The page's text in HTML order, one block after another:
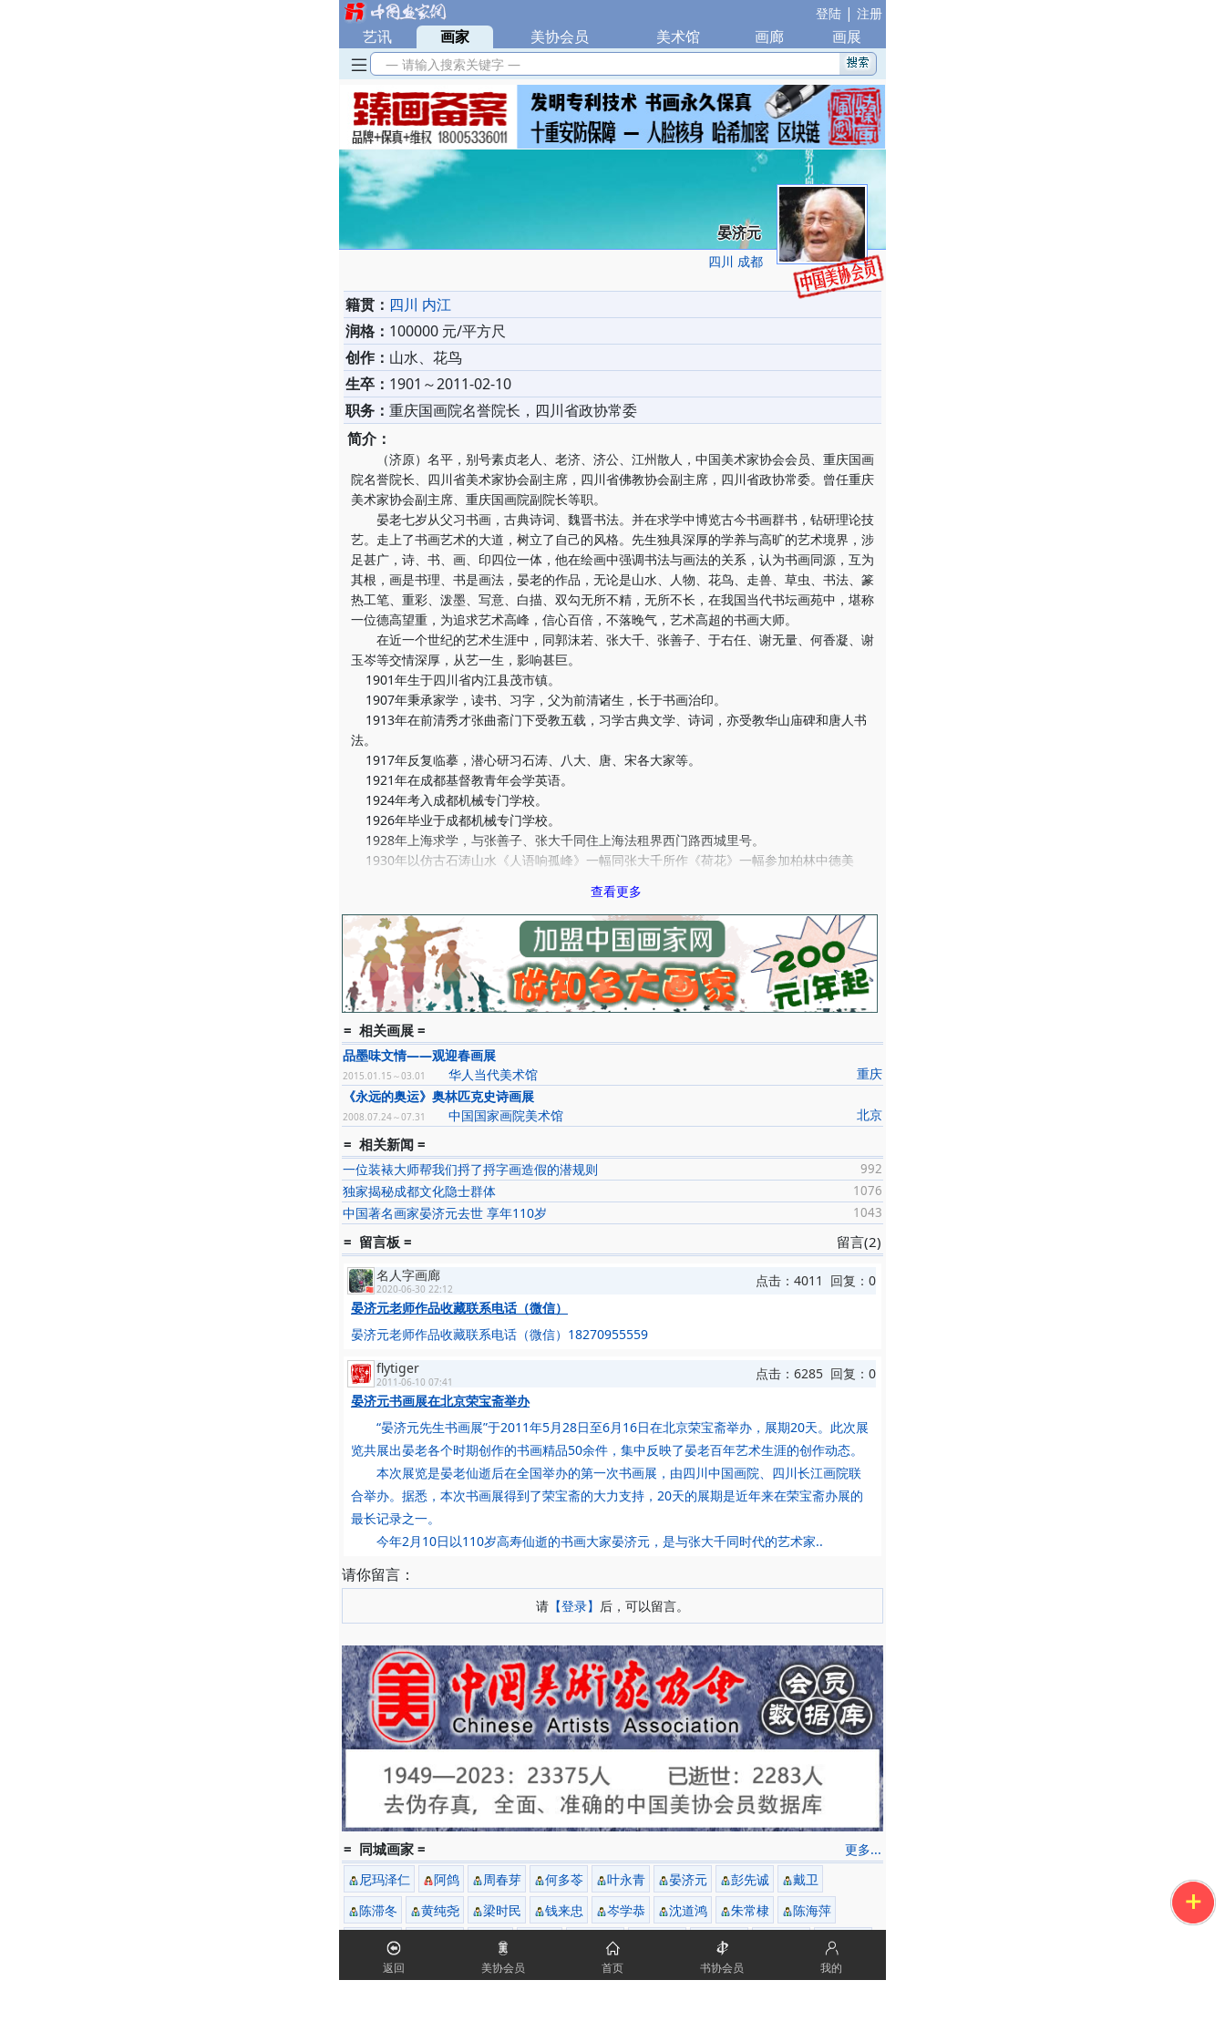
登陆 | 注册
艺讯 | 画家 美协会员 美术馆 画廊 画展
— 请输入搜索关键字 —
晏济元
四川 成都
籍贯： 四川 内江
润格： 100000 元/平方尺
创作： 山水、花鸟
生卒： 1901～2011-02-10
职务： 重庆国画院名誉院长，四川省政协常委
简介：
（济原）名平，别号素贞老人、老济、济公、江州散人，中国美术家协会会员、重庆国画
院名誉院长、四川省美术家协会副主席，四川省佛教协会副主席，四川省政协常委。曾任重庆
美术家协会副主席、重庆国画院副院长等职。
晏老七岁从父习书画，古典诗词、魏晋书法。并在求学中博览古今书画群书，钻研理论技
艺。走上了书画艺术的大道，树立了自己的风格。先生独具深厚的学养与高旷的艺术境界，涉
足甚广，诗、书、画、印四位一体，他在绘画中强调书法与画法的关系，认为书画同源，互为
其根，画是书理、书是画法，晏老的作品，无论是山水、人物、花鸟、走兽、草虫、书法、篆
热工笔、重彩、泼墨、写意、白描、双勾无所不精，无所不长，在我国当代书坛画苑中，堪称
一位德高望重，为追求艺术高峰，信心百倍，不落晚气，艺术高超的书画大师。
在近一个世纪的艺术生涯中，同郭沫若、张大千、张善子、于右任、谢无量、何香凝、谢
玉岑等交情深厚，从艺一生，影响甚巨。
1901年生于四川省内江县茂市镇。
1907年秉承家学，读书、习字，父为前清诸生，长于书画治印。
1913年在前清秀才张曲斋门下受教五载，习学古典文学、诗词，亦受教华山庙碑和唐人书
法。
1917年反复临摹，潜心研习石涛、八大、唐、宋各大家等。
1921年在成都基督教青年会学英语。
1924年考入成都机械专门学校。
1926年毕业于成都机械专门学校。
1928年上海求学，与张善子、张大千同住上海法租界西门路西城里号。
1930年以仿古石涛山水《人语响孤峰》一幅同张大千所作《荷花》一幅参加柏林中德美
1932年同何香凝女士合作出山水花卉多幅参加上海抗日募捐展。同年，在上海宁波同盟会
馆举办个人展览。
1934年赴日本东京求学。
1935年就读于日本铁道讲习所、早稻田大学、东京大学，在日留学期间以巨幅仿古石涛山
水画两幅参加日本帝国美展。
1937年与张大千在北平中山公园“水榭”联合举办画展。
1938年与张大千在重庆交通银行举办抗日募捐联展。
1944年旅游昆明，以写生作品六十余幅，于南屏电影院展出。
1944年经孙中山挚友刘禹生先生介绍与潘蜀新手重庆柏林餐厅结婚，著名书法家于右任先
生作证婚人。
1945年在成都中华书局与大千举办联合展出。展出前因病返家。部分未完之作大千代余完
成并题款。
1945年于成都四川省银行举办个人展览。
1947年在成都少城公园举办个人画展。
1951加入中华美术工作者协会，重庆举办抗美援朝捐献画展，以三十件作品参展，将全部
画展所得捐助抗美援朝。
1954年被西南美术工作者协会吸收为会员。同年参加美协重庆分会。
1957年划为右派，58年定为揭帽右派。
1962年因双肩关节炎赴北京治病，借居中央美院院长吴作人家中。
1962年受陈忠仁（刘少奇秘书）之邀与仇鳌、傅抱石等前往庐山游览，后独留海会禅院，
月余返京，写稿四十余幅。
1963年毛泽东七十岁生日，为其写《青松红日》山水一幅祝贺。
1964年，在北京政协礼堂举行画展。被誉“海外有张大千，国内有晏济元”。
1964年北京政协元旦举行六十岁以上老人会，由朱德、彭真、郭沫若、谢无量、陈叔通诸
老推荐以作品四十余幅在北京政协礼堂展出。
1965年卧病在床长达八年余。
1977年退休后养病在家，重振艺事，再染丹青。
1979年应文化部中国画创作组邀请怀关良、钱松岩、陆俨少、宋文治、亚明、黎雄才、启
功等首批画家在北京颐和园藻签堂作画。
1980年参加省文化会，被推为中国美术家协会四川分会理事。
1981年任重庆美协副主席，重庆国画院副院长。
1982年由中国美术家协会主席吴作人介绍加入中国美协。同年在深圳文化宫举办个人画
1990年乌江写生，为时一月。八月，去乐山、峨嵋浏览写生。
1993年在北京军事博物馆展出作品一百八十余件。访问老友华君武、吴作人、启功等。
1994年晏济元书法绘画展和艺术研讨会在重庆市博物馆举行。
1996年出版第一部《晏济元书画集》。
1997年由重庆电视台播出三集专题片《国画大师晏济元》。
1997年10月应邀在香港集古斋展出，新华社香港分社副长张俊生、外交部驻港副特派员刘
鸿晓、出版集团部裁李祖泽、饶宗颐等主持剪彩。
1998年9月3日在上海美术馆展出，程十发先生等上海书画名流五百多人出席了开幕式。展
出期间，上海电视台、《新民晚报》、《文汇报》、《联合时报》等作出了专题采访报道。
1999年1月，9月在汕头市文化艺术交流中心展出，汕头市市委书记壮礼祥、市长周日方观
看了展出。
1999年7月在顺德市天任美术馆展出作品107幅。
席了酒会。
1999年11月赴云南昆明、丽江写生，跨虎跳峡、登玉龙雪山，云南电视台作了《晏老游丽
江》专题报道。
2000年9月在深圳画院展出，广州军区司令刘镇武及深圳市市委副书记李统书、李容根（现
广东省副省长）、李有烈、宣传部部长白天等党、政、军领导出席了开幕式。
2001年7月在北京中国美术馆展出，启功出席了剪彩，中央电视台“东方之子”、北京电视台
作了专题报导，人民日报、光明日报、中国工商报、中国老年报等作了相关报导。
2001年7月-9月应邀在北京钓鱼台国宾馆，为其作2m×3m巨幅山水画一幅，全国政协副主
查看更多
= 相关画展 =
品墨味文情——观迎春画展
重庆
2015.01.15～03.01
华人当代美术馆
《永远的奥运》奥林匹克史诗画展
北京
2008.07.24～07.31 中国国家画院美术馆
= 相关新闻 =
992
一位装裱大师帮我们捋了捋字画造假的潜规则
1076
独家揭秘成都文化隐士群体
1043
中国著名画家晏济元去世 享年110岁
留言(2)
= 留言板 =
名人字画廊
2020-06-30 22:12
点击：4011 回复：0
晏济元老师作品收藏联系电话（微信）
晏济元老师作品收藏联系电话（微信）18270955559
flytiger
2011-06-10 07:41
点击：6285 回复：0
晏济元书画展在北京荣宝斋举办
“晏济元先生书画展”于2011年5月28日至6月16日在北京荣宝斋举办，展期20天。此次展
览共展出晏老各个时期创作的书画精品50余件，集中反映了晏老百年艺术生涯的创作动态。
本次展览是晏老仙逝后在全国举办的第一次书画展，由四川中国画院、四川长江画院联
合举办。据悉，本次书画展得到了荣宝斋的大力支持，20天的展期是近年来在荣宝斋办展的
最长记录之一。
今年2月10日以110岁高寿仙逝的书画大家晏济元，是与张大千同时代的艺术家..
请你留言：
请 【登录】 后，可以留言。
更多...
= 同城画家 =
尼玛泽仁 阿鸽 周春芽 何多苓 叶永青 晏济元 彭先诚
戴卫
陈滞冬
黄纯尧 梁时民 钱来忠 岑学恭 沈道鸿 朱常棣
陈海萍
姚思敏
胡冰 李青稞 黄国铭
高小华
宋天成
贾雨 郭汝愚 贾宗嵘
返回 美协会员 首页 书协会员 我的